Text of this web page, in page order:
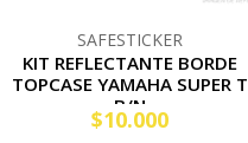
SAFESTICKER
KIT REFLECTANTE BORDE
TOPCASE YAMAHA SUPER T
B/N
AGOTADO
$10.000